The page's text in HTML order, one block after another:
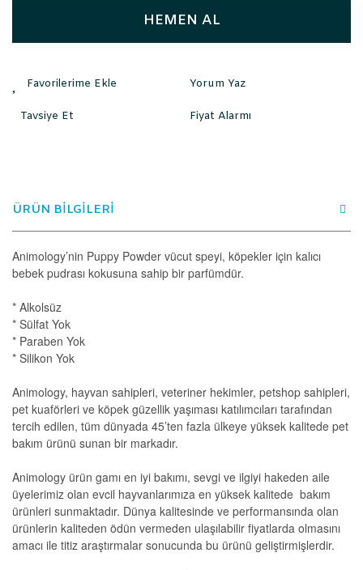
HEMEN AL
Yorum Yaz
Tavsiye Et Fiyat Alarmı
ÜRÜN BİLGİLERİ
Animology’nin Puppy Powder vücut speyi, köpekler için kalıcı
bebek pudrası kokusuna sahip bir parfümdür.
* Alkolsüz
* Sülfat Yok
* Paraben Yok
* Silikon Yok
Animology, hayvan sahipleri, veteriner hekimler, petshop sahipleri,
pet kuaförleri ve köpek güzellik yaşıması katılımcıları tarafından
tercih edilen, tüm dünyada 45’ten fazla ülkeye yüksek kalitede pet
bakım ürünü sunan bir markadır.
Animology ürün gamı en iyi bakımı, sevgi ve ilgiyi hakeden aile
üyelerimiz olan evcil hayvanlarımıza en yüksek kalitede bakım
ürünleri sunmaktadır. Dünya kalitesinde ve performansında olan
ürünlerin kaliteden ödün vermeden ulaşılabilir fiyatlarda olmasını
amacı ile titiz araştırmalar sonucunda bu ürünü geliştirmişlerdir.